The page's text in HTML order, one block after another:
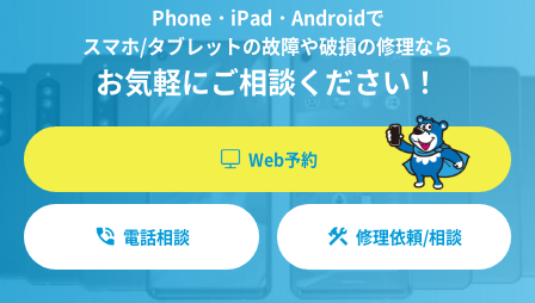
携先｣といいます。）などから収集することがあ
ります。
当社は、ユーザーについて、利用したサービス
やソフトウエア、購入した商品、閲覧したペー
ジや広告の履歴、検索した検索キーワード、利
用日時、利用方法、利用環境（携帯端末を通じ
てご利用の場合の当該端末の通信状態、利用に
際しての各種設定情報なども含みます）、IPア
ドレス、クッキー情報、位置情報、端末の個体
当社は、お客様の携帯電話が故障した場合、その
機能・性能を修復・維持することを目的として、
本サービスを提供致します。お客様の利用目的や
機能・性能に関する特別のご要望等に合致する状
態にすることをお約束するものではありません。
修理依頼品の点検作業の結果、その状態・状況に
よっては修理等の処理ができない場合があります
ので、ご了承ください。 当社は、お客様の修理依
頼品の状態、故障部分あるいは当社の事情によ
り、修理による対応が不可能、困難または合理的
Phone・iPad・Androidで
スマホ/タブレットの故障や破損の修理なら
お気軽にご相談ください！
Web予約
電話相談 修理依頼/相談